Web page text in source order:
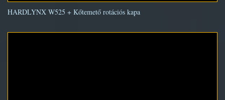
HARDLYNX W525 + Kőtemető rotációs kapa